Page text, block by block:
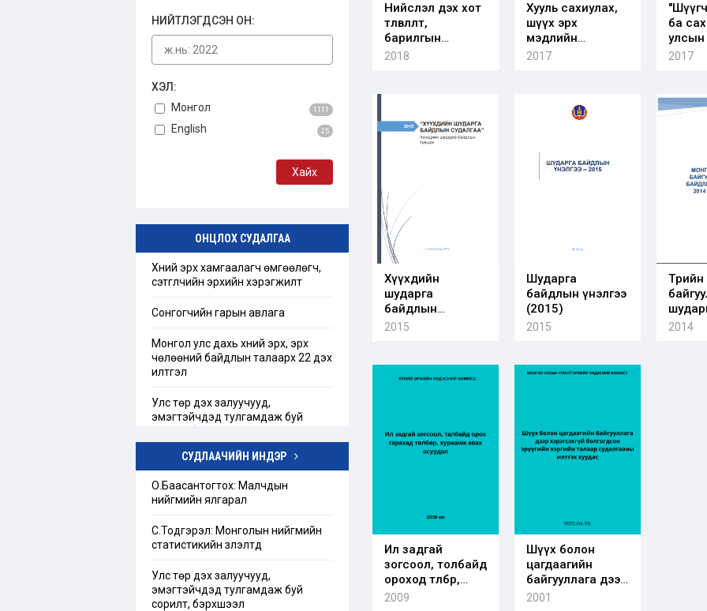
НИЙТЛЭГДСЭН ОН:
ХЭЛ:
Монгол
1111
English 25
ОНЦЛОХ СУДАЛГАА
Хүний эрх хамгаалагч өмгөөлөгч,
сэтгүүлчийн эрхийн хэрэгжилт
Сонгогчийн гарын авлага
Монгол улс дахь хүний эрх, эрх
чөлөөний байдлын талаарх 22 дэх
илтгэл
Улс төр дэх залуучууд,
эмэгтэйчүүдэд тулгамдаж буй
Төрийн бус байгууллагын тухай
хэрэгцээ, шаардлагын тандан
судалгаа
“Ашгийн бус байгууллага”-ын
талаарх Монгол улсын эрх зүйн
СУДЛААЧИЙН ИНДЭР
О.Баасантогтох: Малчдын
нийгмийн ялгарал
С.Тодгэрэл: Монголын нийгмийн
статистикийн үзүүлэлтүүд
Улс төр дэх залуучууд,
эмэгтэйчүүдэд тулгамдаж буй
сорилт, бэрхшээл
Нийслэл дэх хот
төлөвлөлт,
барилгын
салбарт хийсэн
2018
Хууль сахиулах,
шүүх эрх
мэдлийн
байгууллагаас
хэрэгцээг
тайлан
2017
ба
улсын
2017
Хүүхдийн
шударга
байдлын
судалгаа (2015)
2015
Шударга
байдлын үнэлгээ
(2015)
2015
Төрийн
2014
Ил задгай
зогсоол, толбайд
ороход төлбөр,
хураамж авах
2009
Шүүх болон
цагдаагийн
байгууллага дээр
хэрэгсэхгүй
2001